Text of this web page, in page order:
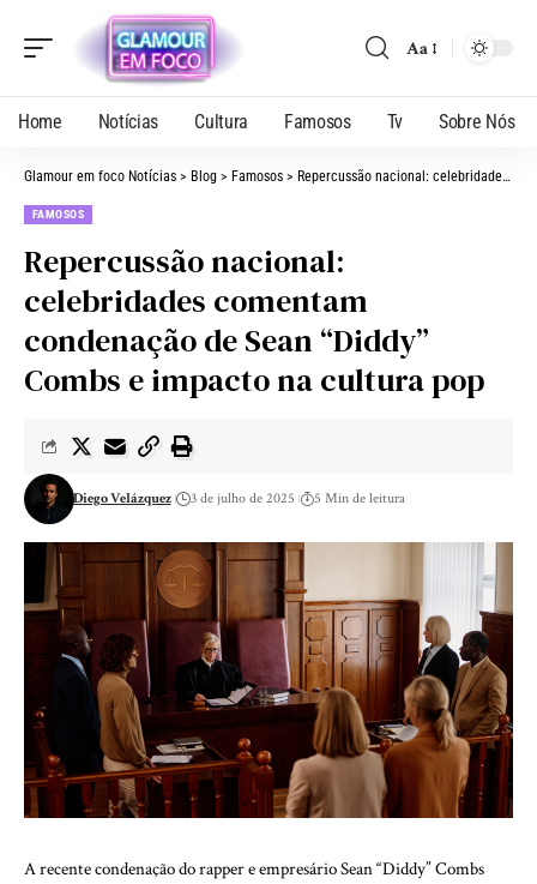
Aa
Home Notícias Cultura Famosos Tv Sobre Nós
Glamour em foco Notícias > Blog > Famosos > Repercussão nacional: celebridades comentam condenação de Sean “Diddy” Combs e impacto na cultura pop
FAMOSOS
Repercussão nacional:
celebridades comentam
condenação de Sean “Diddy”
Combs e impacto na cultura pop
Diego Velázquez 3 de julho de 2025 5 Min de leitura
A recente condenação do rapper e empresário Sean “Diddy” Combs